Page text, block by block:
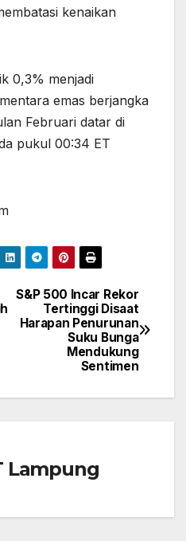
kenaikan
0,3% menjadi
emas berjangka
Februari datar di
pukul 00:34 ET
S&P 500 Incar Rekor
Tertinggi Disaat
Harapan Penurunan
Suku Bunga
Mendukung
Sentimen
Lampung